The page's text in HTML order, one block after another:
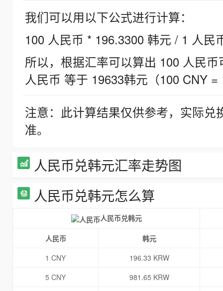
我们可以用以下公式进行计算：
100 人民币 * 196.3300 韩元 / 1 人民
所以，根据汇率可以算出 100 人民
人民币 等于 19633韩元（100 CNY =
注意：此计算结果仅供参考，实际
准。
人民币兑韩元汇率走势图
人民币兑韩元怎么算
人民币兑韩元
人民币
韩元
1 CNY
196.33 KRW
5 CNY
981.65 KRW